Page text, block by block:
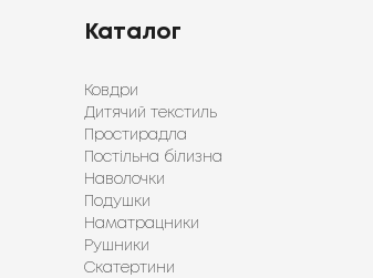
Каталог
Ковдри
Дитячий текстиль
Простирадла
Постільна білизна
Наволочки
Подушки
Наматрацники
Рушники
Скатертини